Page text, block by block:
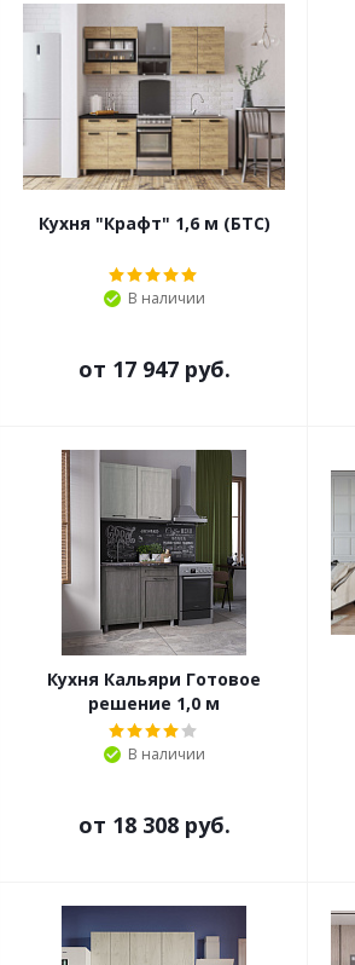
Кухня "Крафт" 1,6 м (БТС)
В наличии
от 17 947 руб.
Кухня Кальяри Готовое
решение 1,0 м
В наличии
от 18 308 руб.